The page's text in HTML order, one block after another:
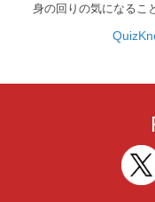
身の回りの気になるこ